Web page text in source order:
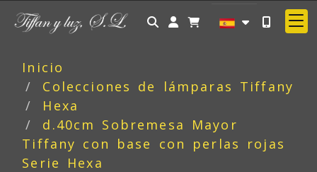
Identifícate
Inicio
Colecciones de lámparas Tiffany
Hexa
d.40cm Sobremesa Mayor
Tiffany con base con perlas rojas
Serie Hexa